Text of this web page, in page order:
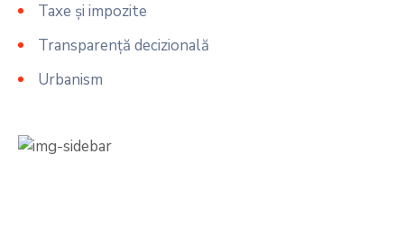
Taxe și impozite
Transparență decizională
Urbanism